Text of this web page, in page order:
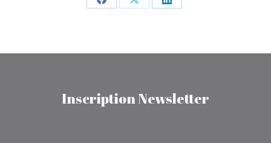
PartagerPartagerPartager
Inscription Newsletter